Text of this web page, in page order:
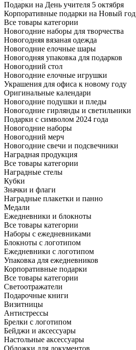
Подарки на День учителя 5 октября
Корпоративные подарки на Новый год
Все товары категории
Новогодние наборы для творчества
Новогодняя вязаная одежда
Новогодние елочные шары
Новогодняя упаковка для подарков
Новогодний стол
Новогодние елочные игрушки
Украшения для офиса к новому году
Оригинальные календари
Новогодние подушки и пледы
Новогодние гирлянды и светильники
Подарки с символом 2024 года
Новогодние наборы
Новогодний мерч
Новогодние свечи и подсвечники
Наградная продукция
Все товары категории
Наградные стелы
Кубки
Значки и флаги
Наградные плакетки и панно
Медали
Ежедневники и блокноты
Все товары категории
Наборы с ежедневниками
Блокноты с логотипом
Ежедневники с логотипом
Упаковка для ежедневников
Корпоративные подарки
Все товары категории
Светоотражатели
Подарочные книги
Визитницы
Антистрессы
Брелки с логотипом
Бейджи и аксессуары
Настольные аксессуары
Обложки для документов